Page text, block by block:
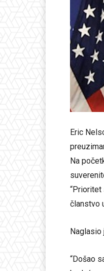
Eric
Na
“Prioritet
članstvo
“Došao